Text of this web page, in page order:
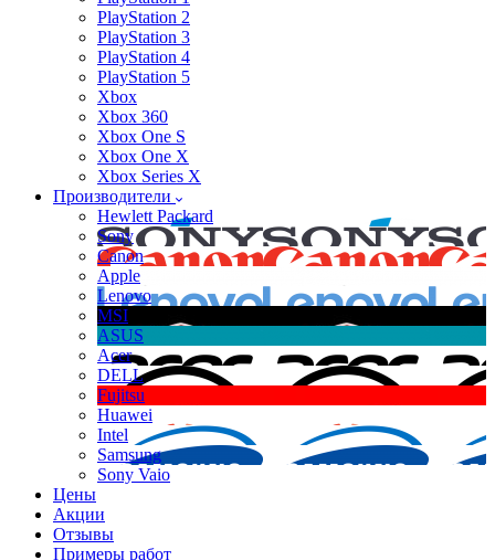
PlayStation 2
PlayStation 3
PlayStation 4
PlayStation 5
Xbox
Xbox 360
Xbox One S
Xbox One X
Xbox Series X
Производители
Hewlett Packard
Sony
Canon
Apple
Lenovo
MSI
ASUS
Acer
DELL
Fujitsu
Huawei
Intel
Samsung
Sony Vaio
Цены
Акции
Отзывы
Примеры работ